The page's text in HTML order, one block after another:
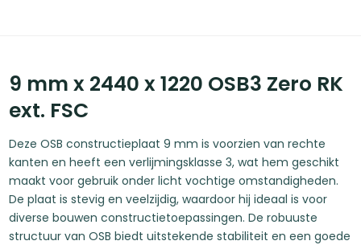
9 mm x 2440 x 1220 OSB3 Zero RK
ext. FSC
Deze OSB constructieplaat 9 mm is voorzien van rechte
kanten en heeft een verlijmingsklasse 3, wat hem geschikt
maakt voor gebruik onder licht vochtige omstandigheden.
De plaat is stevig en veelzijdig, waardoor hij ideaal is voor
diverse bouwen constructietoepassingen. De robuuste
structuur van OSB biedt uitstekende stabiliteit en een goede